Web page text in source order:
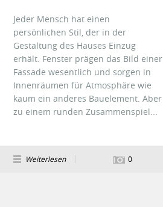
Jeder Mensch hat einen
persönlichen Stil, der in der
Gestaltung des Hauses Einzug
erhält. Fenster prägen das Bild einer
Fassade wesentlich und sorgen in
Innenräumen für Atmosphäre wie
kaum ein anderes Bauelement. Aber
zu einem runden Zusammenspiel...
Weiterlesen 0